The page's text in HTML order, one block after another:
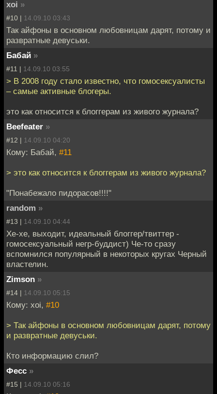
xoi »
#10 | 14.09.10 03:43
Так айфоны в основном любовницам дарят, потому и
развратные девуськи.
Бабай »
#11 | 14.09.10 03:55
> В 2008 году стало известно, что гомосексуалисты
– самые активные блогеры.
это как относится к блоггерам из живого журнала?
Beefeater »
#12 | 14.09.10 04:20
Кому: Бабай, #11
> это как относится к блоггерам из живого журнала?
"Понабежало пидорасов!!!!"
random »
#13 | 14.09.10 04:44
Хе-хе, выходит, идеальный блоггер/твиттер -
гомосексуальный негр-буддист) Че-то сразу
вспомнился популярный в некоторых кругах Черный
властелин.
Zimson »
#14 | 14.09.10 05:15
Кому: xoi, #10
> Так айфоны в основном любовницам дарят, потому
и развратные девуськи.
Кто информацию слил?
Фесс »
#15 | 14.09.10 05:16